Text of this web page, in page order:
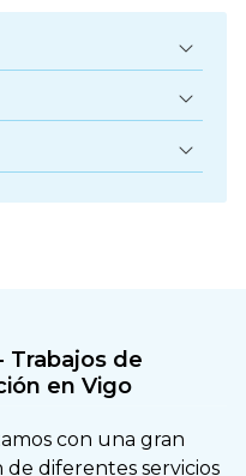
Trabajos de
en Vigo
con una gran
diferentes servicios